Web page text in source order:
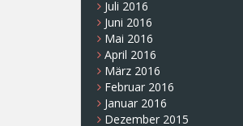
Juli 2016
Juni 2016
Mai 2016
April 2016
März 2016
Februar 2016
Januar 2016
Dezember 2015